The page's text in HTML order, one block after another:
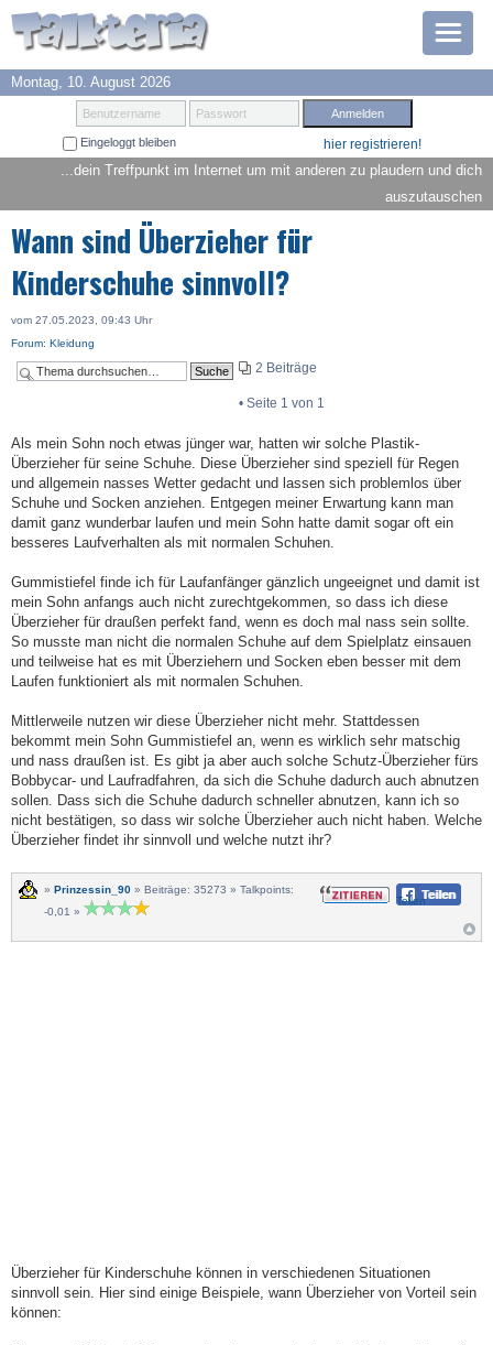
Prämien
Suche
Montag, 10. August 2026
Benutzername Passwort
Eingeloggt bleiben hier registrieren!
...dein Treffpunkt im Internet um mit anderen zu plaudern und dich
auszutauschen
Wann sind Überzieher für
Kinderschuhe sinnvoll?
vom 27.05.2023, 09:43 Uhr
Forum: Kleidung
2 Beiträge
• Seite 1 von 1
Als mein Sohn noch etwas jünger war, hatten wir solche Plastik-
Überzieher für seine Schuhe. Diese Überzieher sind speziell für Regen
und allgemein nasses Wetter gedacht und lassen sich problemlos über
Schuhe und Socken anziehen. Entgegen meiner Erwartung kann man
damit ganz wunderbar laufen und mein Sohn hatte damit sogar oft ein
besseres Laufverhalten als mit normalen Schuhen.
Gummistiefel finde ich für Laufanfänger gänzlich ungeeignet und damit ist
mein Sohn anfangs auch nicht zurechtgekommen, so dass ich diese
Überzieher für draußen perfekt fand, wenn es doch mal nass sein sollte.
So musste man nicht die normalen Schuhe auf dem Spielplatz einsauen
und teilweise hat es mit Überziehern und Socken eben besser mit dem
Laufen funktioniert als mit normalen Schuhen.
Mittlerweile nutzen wir diese Überzieher nicht mehr. Stattdessen
bekommt mein Sohn Gummistiefel an, wenn es wirklich sehr matschig
und nass draußen ist. Es gibt ja aber auch solche Schutz-Überzieher fürs
Bobbycar- und Laufradfahren, da sich die Schuhe dadurch auch abnutzen
sollen. Dass sich die Schuhe dadurch schneller abnutzen, kann ich so
nicht bestätigen, so dass wir solche Überzieher auch nicht haben. Welche
Überzieher findet ihr sinnvoll und welche nutzt ihr?
» Prinzessin_90 » Beiträge: 35273 » Talkpoints:
-0,01 »
Teilen
Überzieher für Kinderschuhe können in verschiedenen Situationen
sinnvoll sein. Hier sind einige Beispiele, wann Überzieher von Vorteil sein
können: